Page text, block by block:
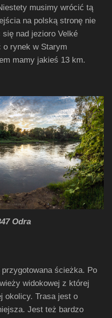
musimy wrócić tą
na polską stronę nie
nad jezioro Velké
o rynek w Starym
mamy jakieś 13 km.
Odra
ścieżka. Po
widokowej z której
okolicy. Trasa jest o
Jest też bardzo